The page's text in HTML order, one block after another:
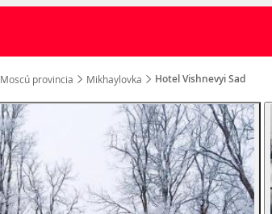
Moscú provincia Mikhaylovka Hotel Vishnevyi Sad